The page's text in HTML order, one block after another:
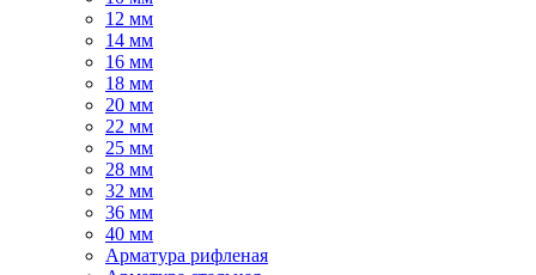
12 мм
14 мм
16 мм
18 мм
20 мм
22 мм
25 мм
28 мм
32 мм
36 мм
40 мм
Арматура рифленая